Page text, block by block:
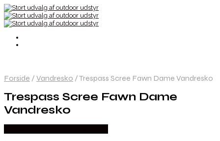
Forside / Vandresko /Trespass Scree Fawn Dame Vandresko
Trespass Scree Fawn Dame
Vandresko